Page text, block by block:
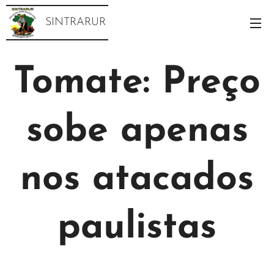
SINTRARUR
Tomate: Preço
sobe apenas
nos atacados
paulistas